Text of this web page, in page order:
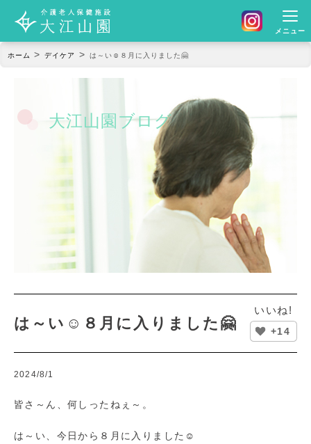
メニュー
ホーム >デイケア > は～い☺８月に入りました🤗
大江山園ブログ
は～い☺８月に入りました🤗
いいね!
+14
2024/8/1
皆さ～ん、何しったねぇ～。
は～い、今日から８月に入りました☺